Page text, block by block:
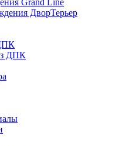
Grand Line
ДворТерьер
ДПК